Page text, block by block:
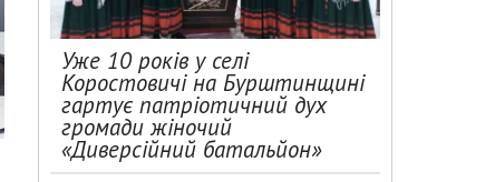
Уже 10 років у селі
Коростовичі на Бурштинщині
гартує патріотичний дух
громади жіночий
«Диверсійний батальйон»